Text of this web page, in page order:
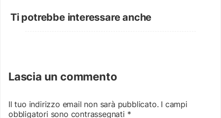
Ti potrebbe interessare anche
Lascia un commento
Il tuo indirizzo email non sarà pubblicato. I campi
obbligatori sono contrassegnati *